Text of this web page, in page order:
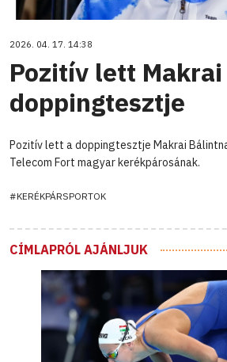
2026. 04. 17. 14:38
Pozitív lett
doppingtesztje
Pozitív lett a doppingtesztje Makrai
Telecom Fort magyar kerékpárosának.
#KERÉKPÁRSPORTOK
CÍMLAPRÓL AJÁNLJUK